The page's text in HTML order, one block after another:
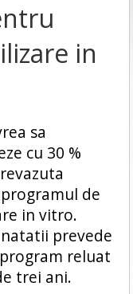
in
sa
cu 30 %
de
in vitro.
prevede
reluat
trei ani.